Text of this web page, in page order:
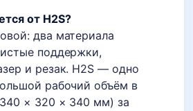
от H2S?
два материала
поддержки,
и резак. H2S — одно
рабочий объём в
× 320 × 340 мм) за